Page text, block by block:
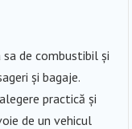
de combustibil și
și bagaje.
practică și
de un vehicul